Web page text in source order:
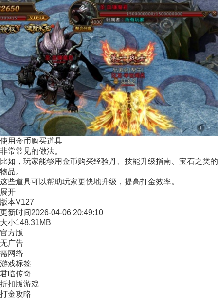
使用金币购买道具
非常常见的做法。
比如，玩家能够用金币购买经验丹、技能升级指南、宝石之类的
物品。
这些道具可以帮助玩家更快地升级，提高打金效率。
展开
版本V127
更新时间2026-04-06 20:49:10
大小148.31MB
官方版
无广告
需网络
游戏标签
君临传奇
折扣版游戏
打金攻略